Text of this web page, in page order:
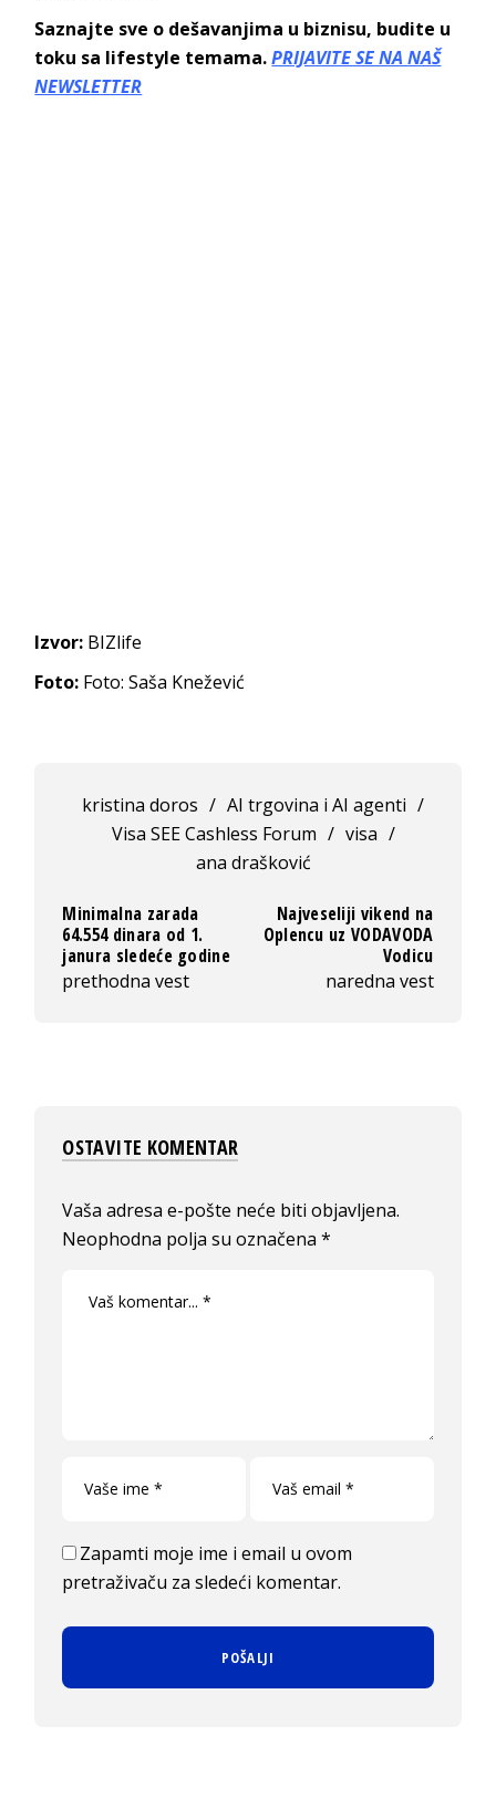
Saznajte sve o dešavanjima u biznisu, budite u
toku sa lifestyle temama.PRIJAVITE SE NA NAŠ
NEWSLETTER
Izvor: BIZlife
Foto: Foto: Saša Knežević
kristina doros / AI trgovina i AI agenti /
Visa SEE Cashless Forum / visa /
ana drašković
Minimalna zarada
64.554 dinara od 1.
janura sledeće godine
prethodna vest
Najveseliji vikend na
Oplencu uz VODAVODA
Vodicu
naredna vest
OSTAVITE KOMENTAR
Vaša adresa e-pošte neće biti objavljena.
Neophodna polja su označena*
Zapamti moje ime i email u ovom
pretraživaču za sledeći komentar.